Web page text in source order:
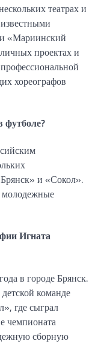
театрах и
«Мариинский
проектах и
хореографов
и «Сокол».
молодежные
Игната
в городе Брянск.
команде
где сыграл
чемпионата
сборную